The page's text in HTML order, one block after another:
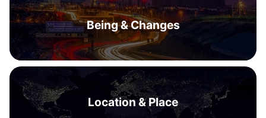
Being & Changes
Location & Place